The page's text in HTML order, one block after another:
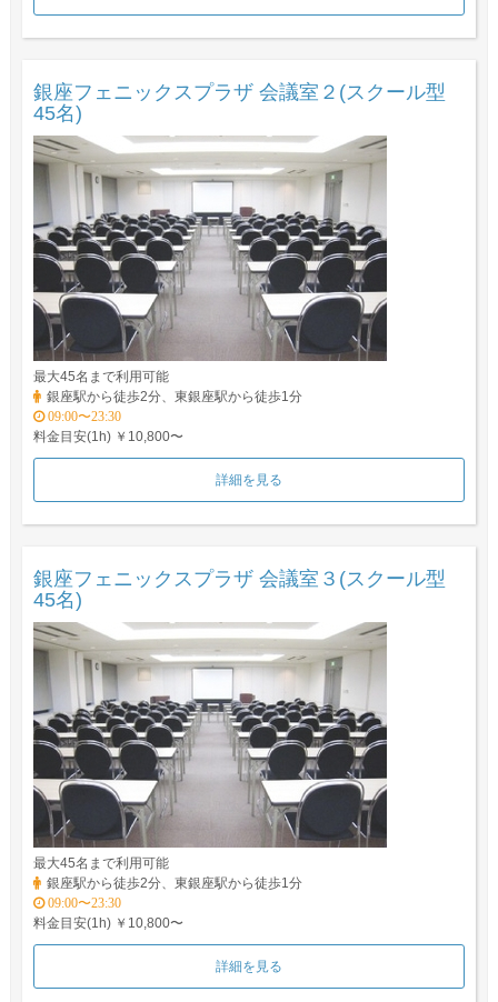
銀座フェニックスプラザ 会議室２(スクール型
45名)
最大45名まで利用可能
銀座駅から徒歩2分、東銀座駅から徒歩1分
09:00〜23:30
料金目安(1h) ￥10,800〜
詳細を見る
銀座フェニックスプラザ 会議室３(スクール型
45名)
最大45名まで利用可能
銀座駅から徒歩2分、東銀座駅から徒歩1分
09:00〜23:30
料金目安(1h) ￥10,800〜
詳細を見る